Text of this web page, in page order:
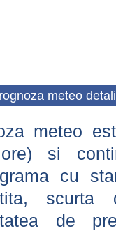
meteo
meteo
si
cu
scurta
de